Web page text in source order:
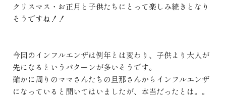
クリスマス・お正月と子供たちにとって楽しみ続きとなり
そうですね！！
今回のインフルエンザは例年とは変わり、子供より大人が
先になるというパターンが多いそうです。
確かに周りのママさんたちの旦那さんからインフルエンザ
になっていると聞いてはいましたが、本当だったとは。。